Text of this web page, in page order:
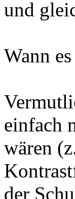
und
Wann
einfach
wären
der